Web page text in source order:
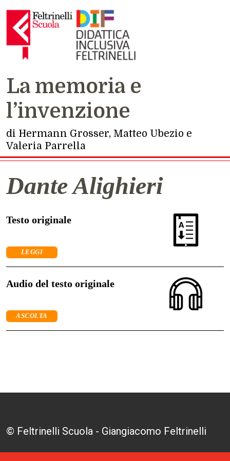
Navigazione principale
La memoria e
l’invenzione
di Hermann Grosser, Matteo Ubezio e
Valeria Parrella
Dante Alighieri
Testo originale
LEGGI
Audio del testo originale
ASCOLTA
© Feltrinelli Scuola - Giangiacomo Feltrinelli